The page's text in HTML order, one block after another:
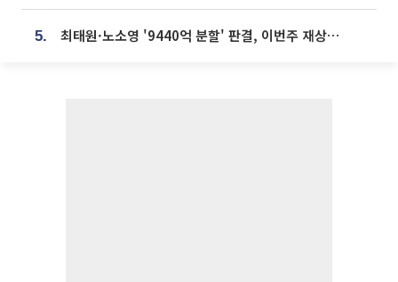
5. 최태원·노소영 '9440억 분할' 판결, 이번주 재상고 여부 주목